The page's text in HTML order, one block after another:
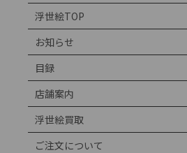
浮世絵TOP
お知らせ
目録
店舗案内
浮世絵買取
ご注文について